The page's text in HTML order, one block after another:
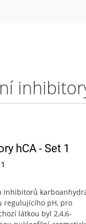
hCA - Set 1
inhibitorů
regulujícího pH, pro
látkou byl 2,4,6-